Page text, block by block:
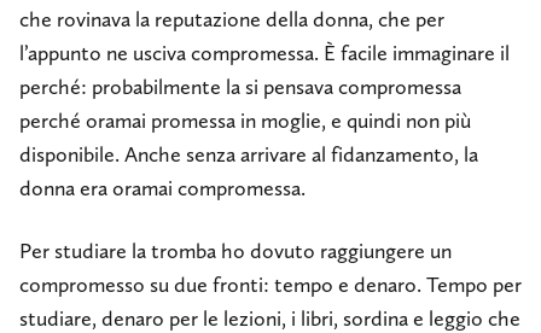
che rovinava la reputazione della donna, che per
l’appunto ne usciva compromessa. È facile immaginare il
perché: probabilmente la si pensava compromessa
perché oramai promessa in moglie, e quindi non più
disponibile. Anche senza arrivare al fidanzamento, la
donna era oramai compromessa.
Per studiare la tromba ho dovuto raggiungere un
compromesso su due fronti: tempo e denaro. Tempo per
studiare, denaro per le lezioni, i libri, sordina e leggio che